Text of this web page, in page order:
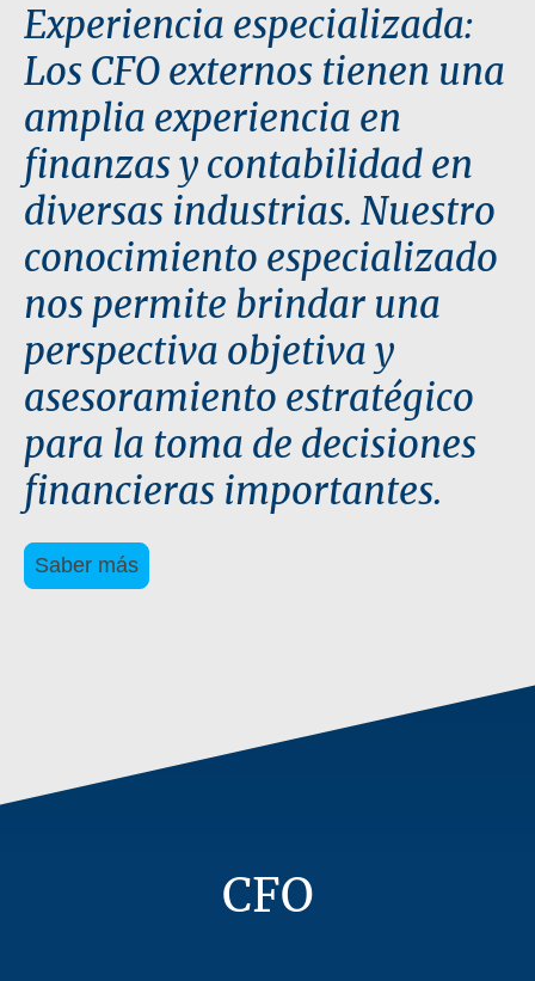
Experiencia especializada:
Los CFO externos tienen una
amplia experiencia en
finanzas y contabilidad en
diversas industrias. Nuestro
conocimiento especializado
nos permite brindar una
perspectiva objetiva y
asesoramiento estratégico
para la toma de decisiones
financieras importantes.
Saber más
CFO